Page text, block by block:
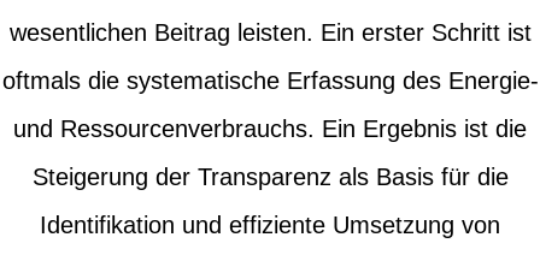
wesentlichen Beitrag leisten. Ein erster Schritt ist
oftmals die systematische Erfassung des Energie-
und Ressourcenverbrauchs. Ein Ergebnis ist die
Steigerung der Transparenz als Basis für die
Identifikation und effiziente Umsetzung von